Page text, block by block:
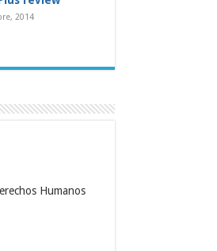
2014
Humanos